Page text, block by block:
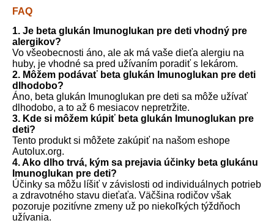
FAQ
1. Je beta glukán Imunoglukan pre deti vhodný pre
alergikov?
Vo všeobecnosti áno, ale ak má vaše dieťa alergiu na
huby, je vhodné sa pred užívaním poradiť s lekárom.
2. Môžem podávať beta glukán Imunoglukan pre deti
dlhodobo?
Áno, beta glukán Imunoglukan pre deti sa môže užívať
dlhodobo, a to až 6 mesiacov nepretržite.
3. Kde si môžem kúpiť beta glukán Imunoglukan pre
deti?
Tento produkt si môžete zakúpiť na našom eshope
Autolux.org.
4. Ako dlho trvá, kým sa prejavia účinky beta glukánu
Imunoglukan pre deti?
Účinky sa môžu líšiť v závislosti od individuálnych potrieb
a zdravotného stavu dieťaťa. Väčšina rodičov však
pozoruje pozitívne zmeny už po niekoľkých týždňoch
užívania.